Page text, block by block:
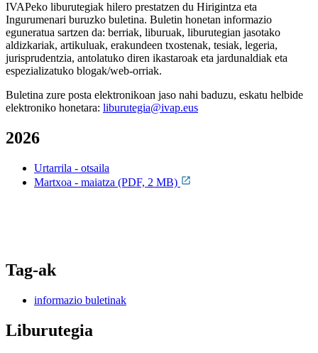
IVAPeko liburutegiak hilero prestatzen du Hirigintza eta
Ingurumenari buruzko buletina. Buletin honetan informazio
eguneratua sartzen da: berriak, liburuak, liburutegian jasotako
aldizkariak, artikuluak, erakundeen txostenak, tesiak, legeria,
jurisprudentzia, antolatuko diren ikastaroak eta jardunaldiak eta
espezializatuko blogak/web-orriak.
Buletina zure posta elektronikoan jaso nahi baduzu, eskatu helbide
elektroniko honetara: liburutegia@ivap.eus
2026
Urtarrila - otsaila
Martxoa - maiatza (PDF, 2 MB)
Tag-ak
informazio buletinak
Liburutegia